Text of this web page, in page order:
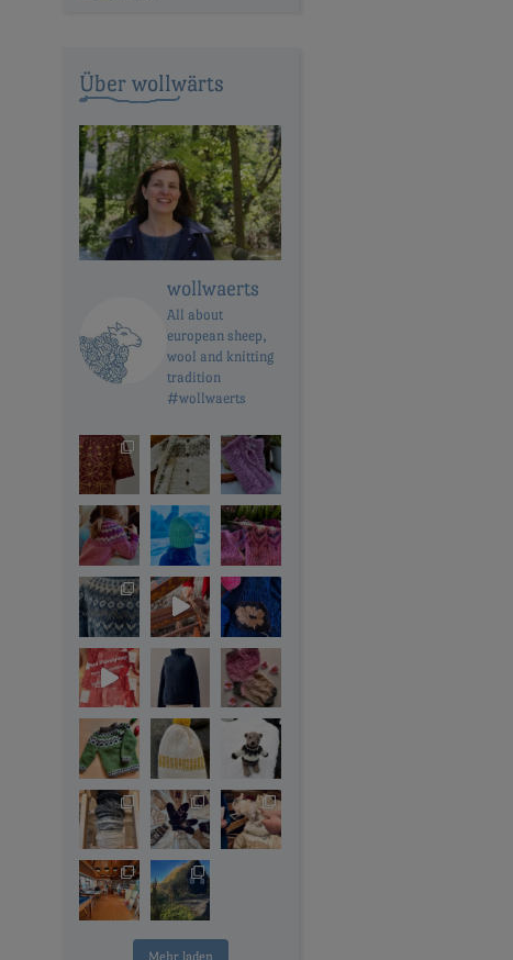
Über wollwärts
wollwaerts
All about
european sheep,
wool and knitting
tradition
#wollwaerts
Mehr laden